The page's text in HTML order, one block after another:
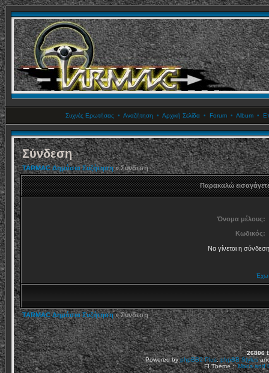
Συχνές Ερωτήσεις • Αναζήτηση • Αρχική Σελίδα• Forum• Album•
Σύνδεση
TARMAC Δημόσια Συζήτηση» Σύνδεση
Παρακαλώ
Όνομα μέλους:
Κωδικός:
Να γίνεται η
Έχω
TARMAC Δημόσια Συζήτηση» Σύνδεση
26806
Powered byphpBB2 Plus,phpBB Styles
FI Theme ::Mods and